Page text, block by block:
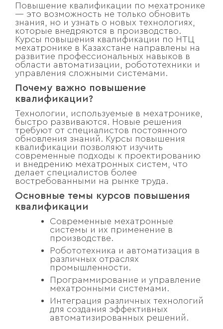
Повышение квалификации по мехатронике
— это возможность не только обновить
знания, но и узнать о новых технологиях,
которые внедряются в производство.
Курсы повышения квалификации по НТЦ
мехатронике в Казахстане направлены на
развитие профессиональных навыков в
области автоматизации, робототехники и
управления сложными системами.
Почему важно повышение
квалификации?
Технологии, используемые в мехатронике,
быстро развиваются. Новые решения
требуют от специалистов постоянного
обновления знаний. Курсы повышения
квалификации позволяют изучить
современные подходы к проектированию
и внедрению мехатронных систем, что
делает специалистов более
востребованными на рынке труда.
Основные темы курсов повышения
квалификации
Современные мехатронные
системы и их применение в
производстве.
Робототехника и автоматизация в
различных отраслях
промышленности.
Программирование и управление
мехатронными системами.
Интеграция различных технологий
для создания эффективных
автоматизированных решений.